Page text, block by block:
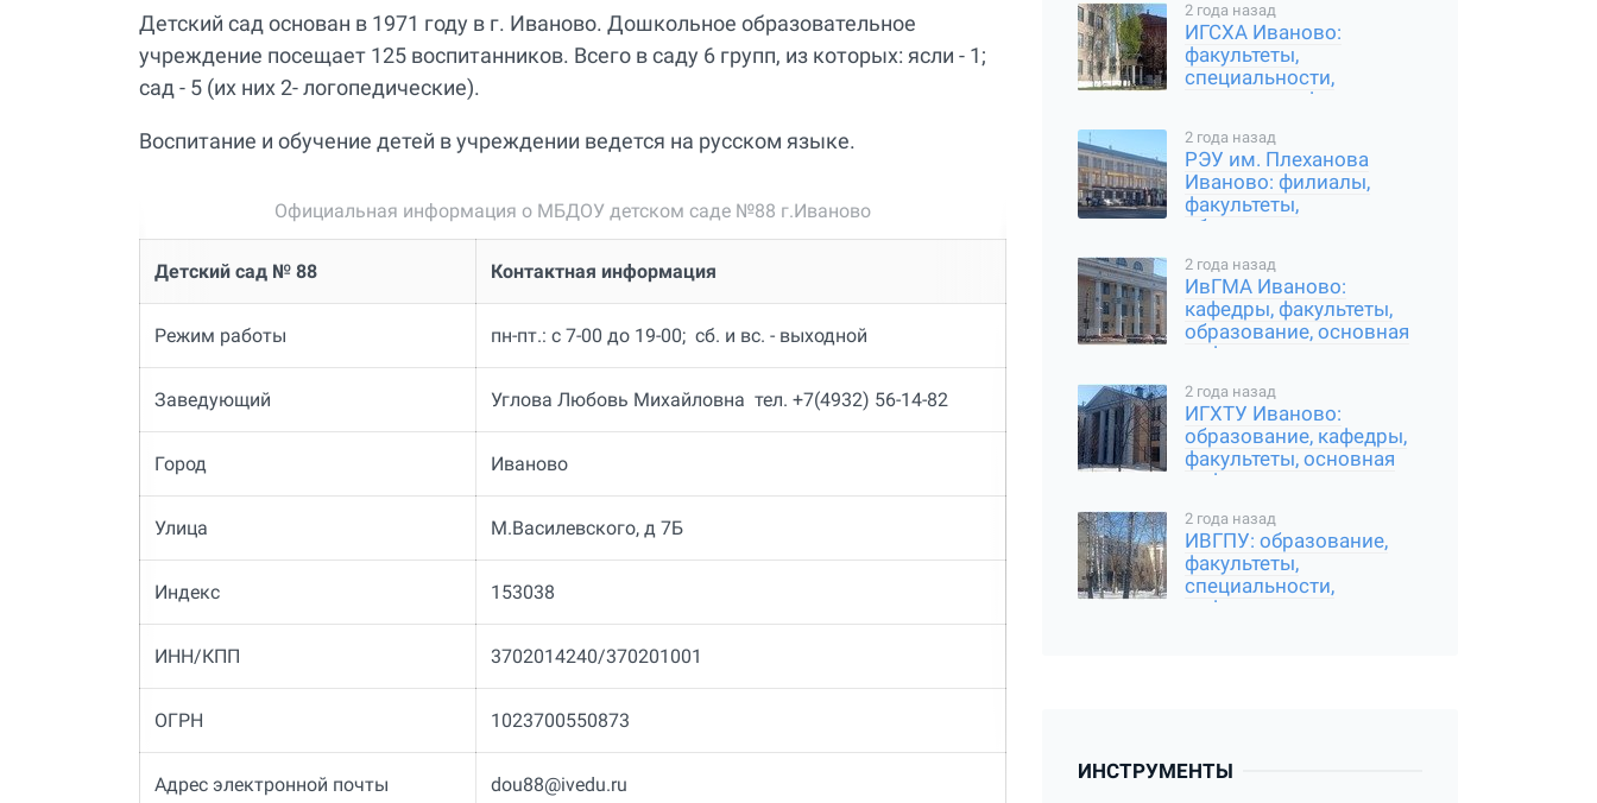
Детский сад основан в 1971 году в г. Иваново. Дошкольное образовательное
учреждение посещает 125 воспитанников. Всего в саду 6 групп, из которых: ясли - 1;
сад - 5 (их них 2- логопедические).
Воспитание и обучение детей в учреждении ведется на русском языке.
Официальная информация о МБДОУ детском саде №88 г.Иваново
Детский сад № 88 Контактная информация
Режим работы пн-пт.: с 7-00 до 19-00; сб. и вс. - выходной
Заведующий Углова Любовь Михайловна тел. +7(4932) 56-14-82
Город Иваново
Улица М.Василевского, д 7Б
Индекс 153038
ИНН/КПП 3702014240/370201001
ОГРН 1023700550873
Адрес электронной почты dou88@ivedu.ru
2 года назад
ИГСХА Иваново:
факультеты,
специальности,
основная информация
2 года назад
РЭУ им. Плеханова
Иваново: филиалы,
факультеты,
образование
2 года назад
ИвГМА Иваново:
кафедры, факультеты,
образование, основная
информация
2 года назад
ИГХТУ Иваново:
образование, кафедры,
факультеты, основная
информация
2 года назад
ИВГПУ: образование,
факультеты,
специальности,
информация
ИНСТРУМЕНТЫ